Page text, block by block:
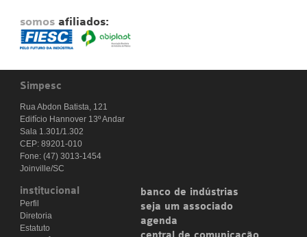
somos afiliados:
Simpesc
Rua Abdon Batista, 121
Edifício Hannover 13º Andar
Sala 1.301/1.302
CEP: 89201-010
Fone: (47) 3013-1454
Joinville/SC
institucional
Perfil
Diretoria
Estatuto
banco de indústrias
seja um associado
agenda